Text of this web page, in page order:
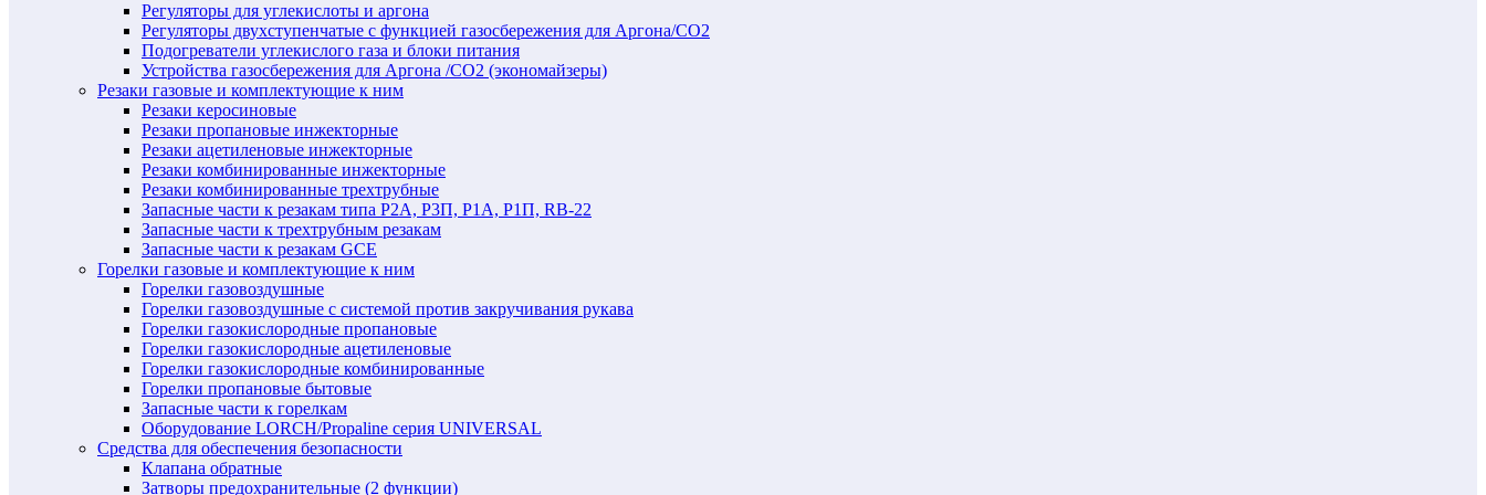
Регуляторы для углекислоты и аргона
Регуляторы двухступенчатые c функцией газосбережения для Аргона/СО2
Подогреватели углекислого газа и блоки питания
Устройства газосбережения для Аргона /СО2 (экономайзеры)
Резаки газовые и комплектующие к ним
Резаки керосиновые
Резаки пропановые инжекторные
Резаки ацетиленовые инжекторные
Резаки комбинированные инжекторные
Резаки комбинированные трехтрубные
Запасные части к резакам типа Р2А, Р3П, Р1А, Р1П, RB-22
Запасные части к трехтрубным резакам
Запасные части к резакам GCE
Горелки газовые и комплектующие к ним
Горелки газовоздушные
Горелки газовоздушные с системой против закручивания рукава
Горелки газокислородные пропановые
Горелки газокислородные ацетиленовые
Горелки газокислородные комбинированные
Горелки пропановые бытовые
Запасные части к горелкам
Оборудование LORCH/Propaline серия UNIVERSAL
Средства для обеспечения безопасности
Клапана обратные
Затворы предохранительные (2 функции)